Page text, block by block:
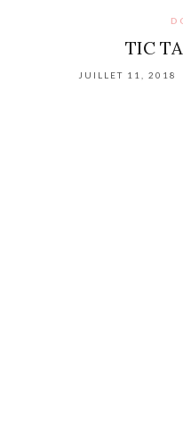
TIC
JUILLET 11, 2018